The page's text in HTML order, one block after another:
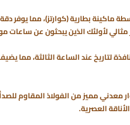
ماكينة بطارية (كوارتز)، مما يوفر
مثالي لأولئك الذين يبحثون عن
لتاريخ عند الساعة الثالثة، مما
معدني مميز من الفولاذ المقاوم
العصرية.